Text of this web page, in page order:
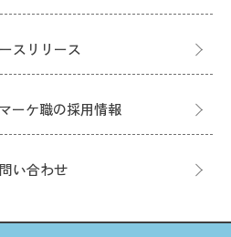
スリリース
ーケ職の採用情報
い合わせ